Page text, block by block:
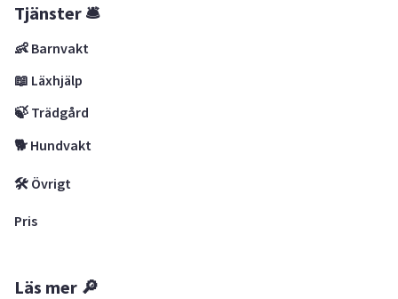
Tjänster 🛎
👶 Barnvakt
📖 Läxhjälp
🍃 Trädgård
🐕 Hundvakt
🛠 Övrigt
Pris
Läs mer 🔎